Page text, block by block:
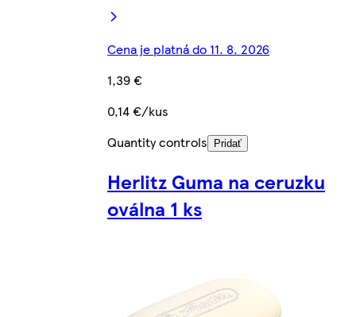
Cena je platná do 11. 8. 2026
1,39 €
0,14 €/kus
Quantity controls
Pridať
Herlitz Guma na ceruzku
oválna 1 ks